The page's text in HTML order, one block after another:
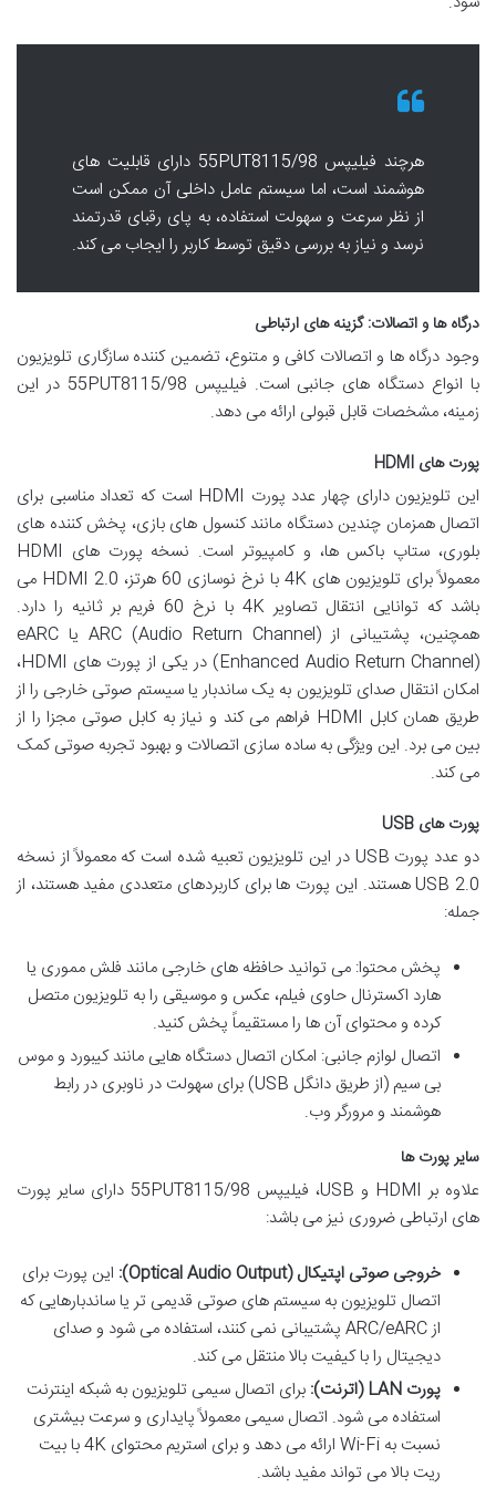
هرچند فیلیپس 55PUT8115/98 دارای قابلیت های
هوشمند است، اما سیستم عامل داخلی آن ممکن است
از نظر سرعت و سهولت استفاده، به پای رقبای قدرتمند
نرسد و نیاز به بررسی دقیق توسط کاربر را ایجاب می کند.
درگاه ها و اتصالات: گزینه های ارتباطی
وجود درگاه ها و اتصالات کافی و متنوع، تضمین کننده سازگاری تلویزیون
با انواع دستگاه های جانبی است. فیلیپس 55PUT8115/98 در این
زمینه، مشخصات قابل قبولی ارائه می دهد.
پورت های HDMI
این تلویزیون دارای چهار عدد پورت HDMI است که تعداد مناسبی برای
اتصال همزمان چندین دستگاه مانند کنسول های بازی، پخش کننده های
بلوری، ستاپ باکس ها، و کامپیوتر است. نسخه پورت های HDMI
معمولاً برای تلویزیون های 4K با نرخ نوسازی 60 هرتز، HDMI 2.0 می
باشد که توانایی انتقال تصاویر 4K با نرخ 60 فریم بر ثانیه را دارد.
همچنین، پشتیبانی از ARC (Audio Return Channel) یا eARC
(Enhanced Audio Return Channel) در یکی از پورت های HDMI،
امکان انتقال صدای تلویزیون به یک ساندبار یا سیستم صوتی خارجی را از
طریق همان کابل HDMI فراهم می کند و نیاز به کابل صوتی مجزا را از
بین می برد. این ویژگی به ساده سازی اتصالات و بهبود تجربه صوتی کمک
می کند.
پورت های USB
دو عدد پورت USB در این تلویزیون تعبیه شده است که معمولاً از نسخه
USB 2.0 هستند. این پورت ها برای کاربردهای متعددی مفید هستند، از
جمله:
پخش محتوا: می توانید حافظه های خارجی مانند فلش مموری یا
هارد اکسترنال حاوی فیلم، عکس و موسیقی را به تلویزیون متصل
کرده و محتوای آن ها را مستقیماً پخش کنید.
اتصال لوازم جانبی: امکان اتصال دستگاه هایی مانند کیبورد و موس
بی سیم (از طریق دانگل USB) برای سهولت در ناوبری در رابط
هوشمند و مرورگر وب.
سایر پورت ها
علاوه بر HDMI و USB، فیلیپس 55PUT8115/98 دارای سایر پورت
های ارتباطی ضروری نیز می باشد:
خروجی صوتی اپتیکال (Optical Audio Output):
این پورت برای
اتصال تلویزیون به سیستم های صوتی قدیمی تر یا ساندبارهایی که
از ARC/eARC پشتیبانی نمی کنند، استفاده می شود و صدای
دیجیتال را با کیفیت بالا منتقل می کند.
پورت LAN (اترنت):
برای اتصال سیمی تلویزیون به شبکه اینترنت
استفاده می شود. اتصال سیمی معمولاً پایداری و سرعت بیشتری
نسبت به Wi-Fi ارائه می دهد و برای استریم محتوای 4K با بیت
ریت بالا می تواند مفید باشد.